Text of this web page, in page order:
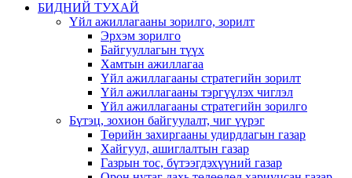
БИДНИЙ ТУХАЙ
Үйл ажиллагааны зорилго, зорилт
Эрхэм зорилго
Байгууллагын түүх
Хамтын ажиллагаа
Үйл ажиллагааны стратегийн зорилт
Үйл ажиллагааны тэргүүлэх чиглэл
Үйл ажиллагааны стратегийн зорилго
Бүтэц, зохион байгуулалт, чиг үүрэг
Төрийн захиргааны удирдлагын газар
Хайгуул, ашиглалтын газар
Газрын тос, бүтээгдэхүүний газар